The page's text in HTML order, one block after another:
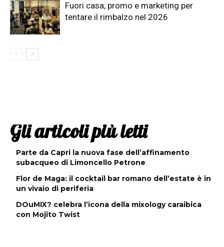
Fuori casa, promo e marketing per
tentare il rimbalzo nel 2026
Gli articoli più letti
Parte da Capri la nuova fase dell’affinamento
subacqueo di Limoncello Petrone
Flor de Maga: il cocktail bar romano dell’estate è in
un vivaio di periferia
DOuMIX? celebra l’icona della mixology caraibica
con Mojito Twist